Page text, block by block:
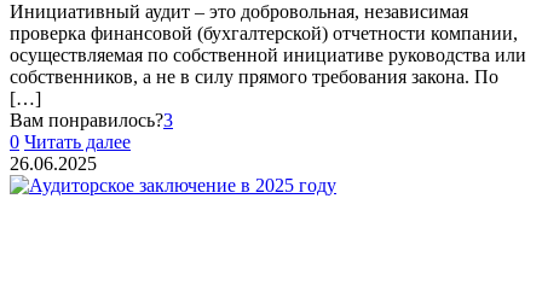
Инициативный аудит – это добровольная, независимая
проверка финансовой (бухгалтерской) отчетности компании,
осуществляемая по собственной инициативе руководства или
собственников, а не в силу прямого требования закона. По
[…]
Вам понравилось?3
0 Читать далее
26.06.2025